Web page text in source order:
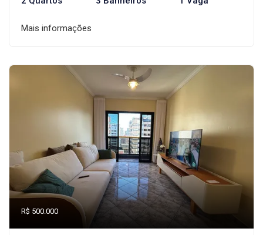
Mais informações
R$ 500.000